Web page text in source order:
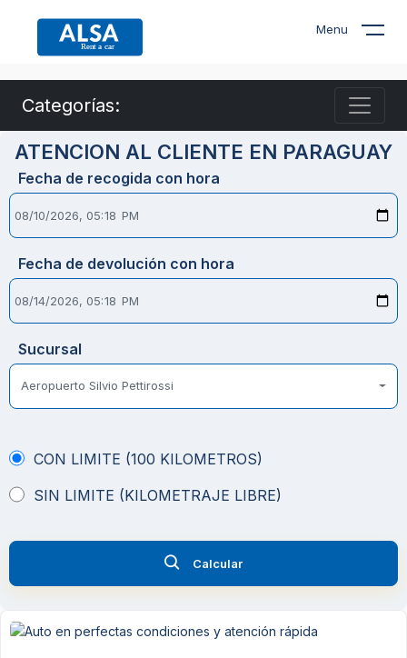
Menu
Categorías:
ATENCION AL CLIENTE EN PARAGUAY
Fecha de recogida con hora
Fecha de devolución con hora
Sucursal
Aeropuerto Silvio Pettirossi
CON LIMITE (100 KILOMETROS)
SIN LIMITE (KILOMETRAJE LIBRE)
Calcular